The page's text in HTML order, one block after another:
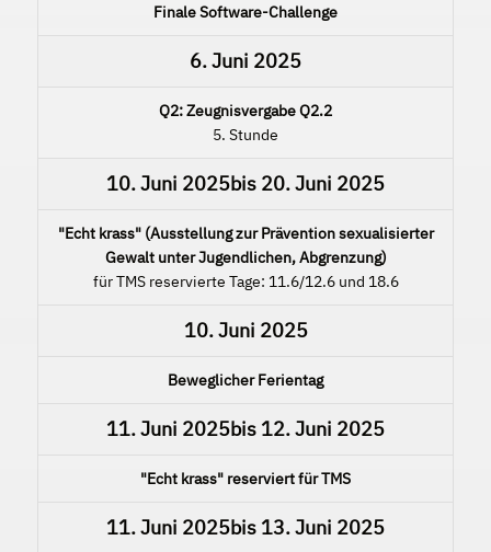
Finale Software-Challenge
6. Juni 2025
Q2: Zeugnisvergabe Q2.2
5. Stunde
10. Juni 2025bis 20. Juni 2025
"Echt krass" (Ausstellung zur Prävention sexualisierter
Gewalt unter Jugendlichen, Abgrenzung)
für TMS reservierte Tage: 11.6/12.6 und 18.6
10. Juni 2025
Beweglicher Ferientag
11. Juni 2025bis 12. Juni 2025
"Echt krass" reserviert für TMS
11. Juni 2025bis 13. Juni 2025